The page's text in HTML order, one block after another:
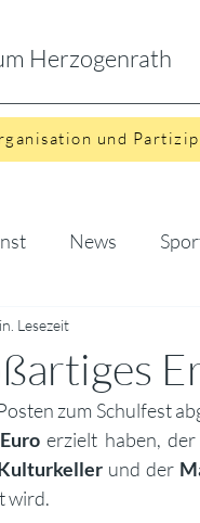
Herzogenrath
und
News
Lesezeit
zum Schulfest
und der
wird.